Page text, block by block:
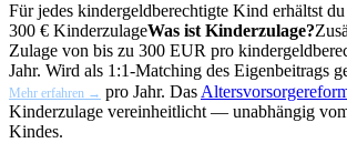
Für jedes kindergeldberechtigte Kind erhältst
300 € KinderzulageWas ist Kinderzulage?
Zulage von bis zu 300 EUR pro
Jahr. Wird als 1:1-Matching des Eigenbeitrags
Mehr erfahren → pro Jahr. Das
Kinderzulage vereinheitlicht — unabhängig
Kindes.